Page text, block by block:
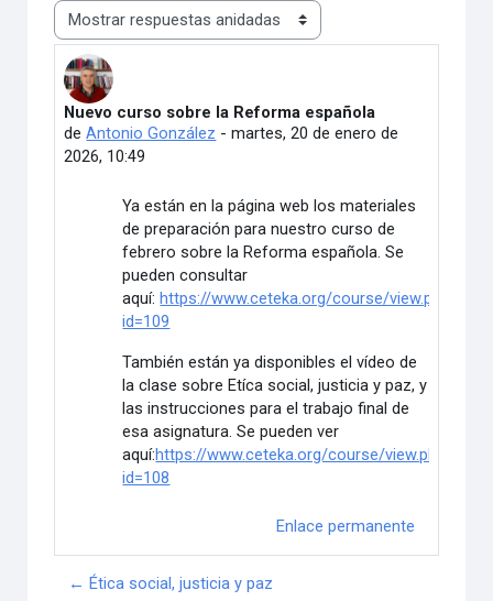
Mostrar modo
Nuevo curso sobre la Reforma española
deAntonio González -martes, 20 de enero de
2026, 10:49
Número de respuestas: 0
Ya están en la página web los materiales
de preparación para nuestro curso de
febrero sobre la Reforma española. Se
pueden consultar
aquí: https://www.ceteka.org/course/view.php?
id=109
También están ya disponibles el vídeo de
la clase sobre Etíca social, justicia y paz, y
las instrucciones para el trabajo final de
esa asignatura. Se pueden ver
aquí:https://www.ceteka.org/course/view.php?
id=108
Enlace permanente
← Ética social, justicia y paz